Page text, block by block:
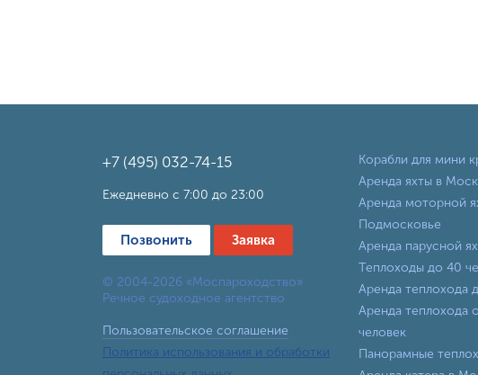
+7 (495) 032-74-15
Ежедневно с 7:00 до 23:00
Позвонить Заявка
© 2004-2026 «Моспароходство»
Речное судоходное агентство
Пользовательское соглашение
Политика использования и обработки
Корабли для мини
Аренда яхты в
Аренда моторной
Подмосковье
Аренда парусной
Теплоходы до 40
Аренда теплохода
Аренда теплохода
человек
Панорамные